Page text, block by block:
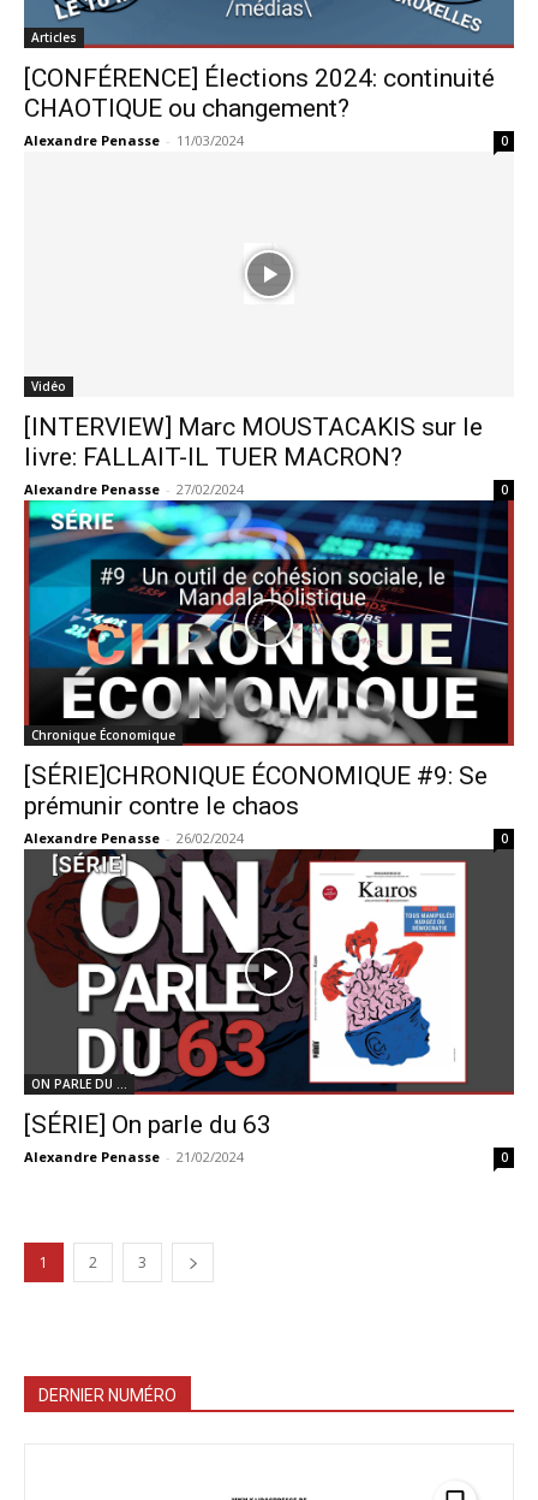
Articles
[CONFÉRENCE] Élections 2024: continuité
CHAOTIQUE ou changement?
Alexandre Penasse - 11/03/2024 0
Vidéo
[INTERVIEW] Marc MOUSTACAKIS sur le
livre: FALLAIT-IL TUER MACRON?
Alexandre Penasse - 27/02/2024 0
Chronique Économique
[SÉRIE]CHRONIQUE ÉCONOMIQUE #9: Se
prémunir contre le chaos
Alexandre Penasse - 26/02/2024 0
ON PARLE DU ...
[SÉRIE] On parle du 63
Alexandre Penasse - 21/02/2024 0
1 2 3
DERNIER NUMÉRO